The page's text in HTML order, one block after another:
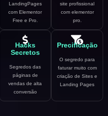
LandingPages
com Elementor
Free e Pro.
site profissional
com elementor
pro.
Hacks
Secretos
Segredos das
páginas de
vendas de alta
conversão
Precificação
O segredo para
faturar muito com
criação de Sites e
Landing Pages